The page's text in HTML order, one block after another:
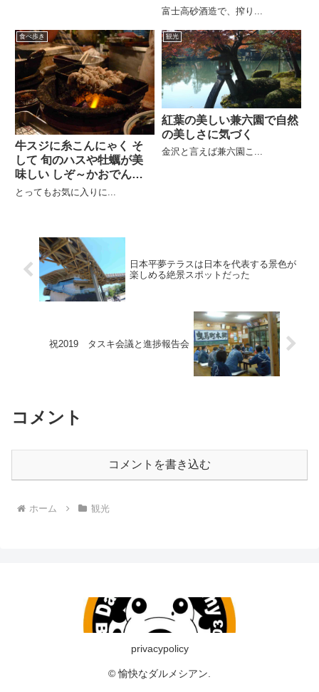
龍梅
富士高砂酒造で、搾り...
食べ歩き
牛スジに糸こんにゃく そ
して 旬のハスや牡蠣が美
味しい しぞ～かおでんの
三河屋
とってもお気に入りに...
観光
紅葉の美しい兼六園で自然
の美しさに気づく
金沢と言えば兼六園こ...
日本平夢テラスは日本を代表する景色が
楽しめる絶景スポットだった
祝2019 タスキ会議と進捗報告会
コメント
コメントを書き込む
ホーム 観光
privacypolicy
© 愉快なダルメシアン.